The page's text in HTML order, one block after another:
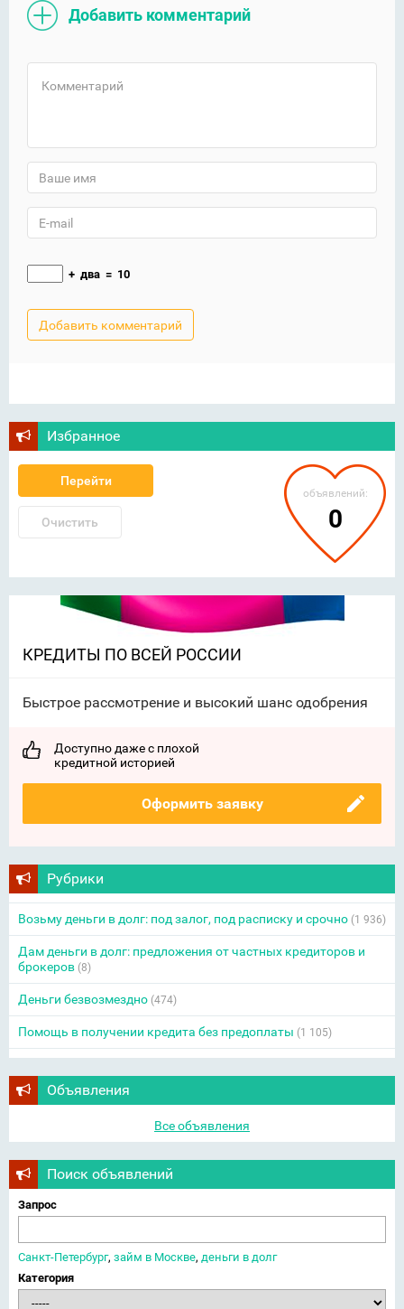
Добавить комментарий
+ два = 10
Избранное
Перейти
Очистить
объявлений:
0
КРЕДИТЫ ПО ВСЕЙ РОССИИ
Быстрое рассмотрение и высокий шанс одобрения
Доступно даже с плохой
кредитной историей
Оформить заявку
Рубрики
Возьму деньги в долг: под залог, под расписку и срочно (1 936)
Дам деньги в долг: предложения от частных кредиторов и
брокеров (8)
Деньги безвозмездно (474)
Помощь в получении кредита без предоплаты (1 105)
Объявления
Все объявления
Поиск объявлений
Запрос
Санкт-Петербург, займ в Москве, деньги в долг
Категория